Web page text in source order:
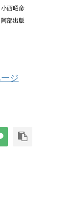
小西昭彦
阿部出版
ジ